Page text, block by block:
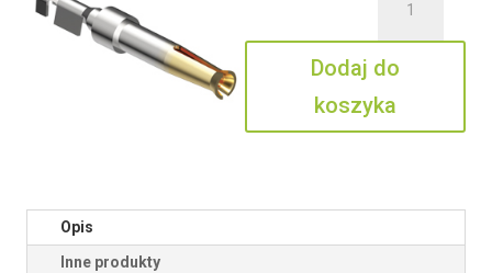
SIF1D
0.2C
Dodaj do
koszyka
Opis
Inne produkty